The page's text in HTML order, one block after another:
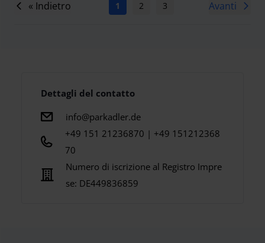
« Indietro 1 2 3 5 6
Avanti
Dettagli del contatto
info@parkadler.de
+49 151 21236870 | +49 151212368
70
Numero di iscrizione al Registro Impre
se: DE449836859